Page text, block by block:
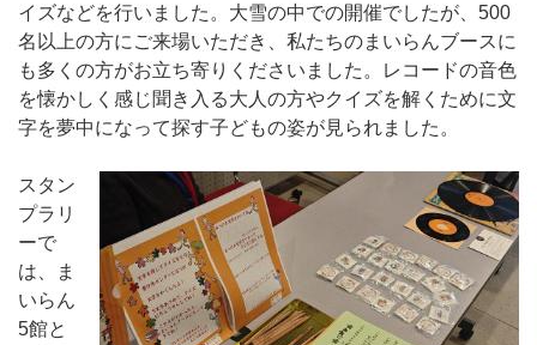
イズなどを行いました。大雪の中での開催でしたが、500
名以上の方にご来場いただき、私たちのまいらんブースに
も多くの方がお立ち寄りくださいました。レコードの音色
を懐かしく感じ聞き入る大人の方やクイズを解くために文
字を夢中になって探す子どもの姿が見られました。
スタン
プラリ
ーで
は、ま
いらん
5館と